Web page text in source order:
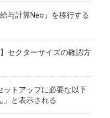
与計算Neo』を移行する
セクターサイズの確認方
ットアップに必要な以下
」と表示される